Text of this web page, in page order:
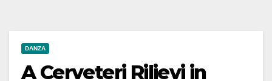
DANZA
A Cerveteri Rilievi in